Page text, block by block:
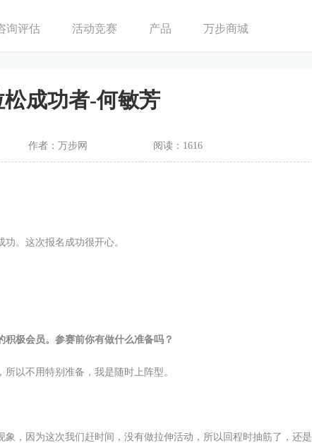
询评估 活动竞赛 产品 万步商城
成功者-何敏芳
作者：万步网 阅读：1616
。这次报名成功很开心。
极会员。参赛前你有做什么准备吗？
以不用特别准备，我是随时上阵型。
，因为这次我们赶时间，没有做拉伸活动，所以回程时抽筋了，还是